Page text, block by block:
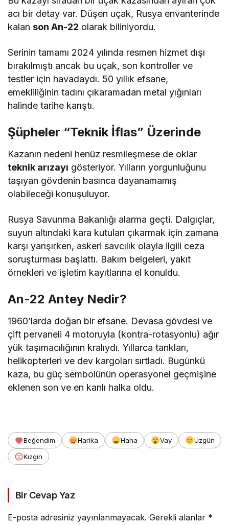
acı bir detay var. Düşen uçak, Rusya envanterinde
kalanson An-22 olarak biliniyordu.
Serinin tamamı 2024 yılında resmen hizmet dışı
bırakılmıştı ancak bu uçak, son kontroller ve
testler için havadaydı. 50 yıllık efsane,
emekliliğinin tadını çıkaramadan metal yığınları
halinde tarihe karıştı.
Şüpheler “Teknik İflas” Üzerinde
Kazanın nedeni henüz resmileşmese de oklar
teknik arızayı gösteriyor. Yılların yorgunluğunu
taşıyan gövdenin basınca dayanamamış
olabileceği konuşuluyor.
Rusya Savunma Bakanlığı alarma geçti. Dalgıçlar,
suyun altındaki kara kutuları çıkarmak için zamana
karşı yarışırken, askeri savcılık olayla ilgili ceza
soruşturması başlattı. Bakım belgeleri, yakıt
örnekleri ve işletim kayıtlarına el konuldu.
An-22 Antey Nedir?
1960’larda doğan bir efsane. Devasa gövdesi ve
çift pervaneli 4 motoruyla (kontra-rotasyonlu) ağır
yük taşımacılığının kralıydı. Yıllarca tankları,
helikopterleri ve dev kargoları sırtladı. Bugünkü
kaza, bu güç sembolünün operasyonel geçmişine
eklenen son ve en kanlı halka oldu.
Beğendim Harika Haha Vay
Üzgün
Kızgın
Bir Cevap Yaz
E-posta adresiniz yayınlanmayacak. Gerekli alanlar *